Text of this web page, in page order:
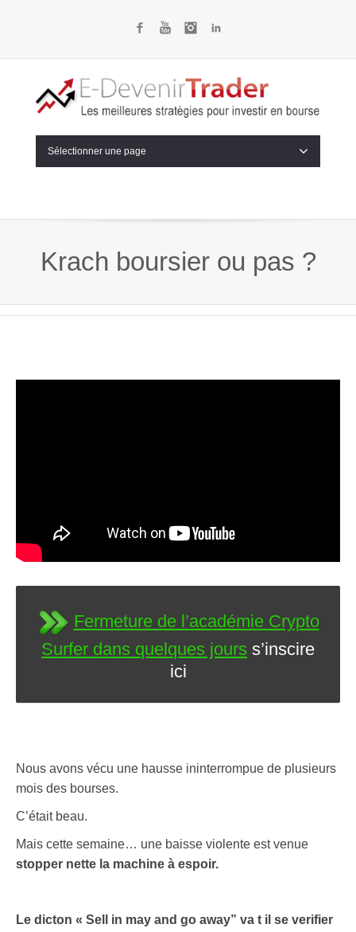
FacebookYouTubeInstagram
Sélectionner une page
Krach boursier ou pas ?
Fermeture de l’académie Crypto
Surfer dans quelques jours s’inscire
ici
Nous avons vécu une hausse ininterrompue de plusieurs
mois des bourses.
C’était beau.
Mais cette semaine… une baisse violente est venue
stopper nette la machine à espoir.
Le dicton « Sell in may and go away” va t il se verifier